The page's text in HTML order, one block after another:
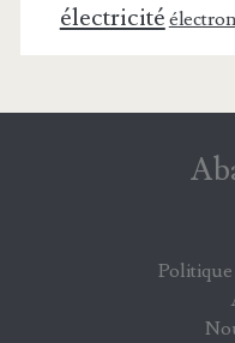
électricité